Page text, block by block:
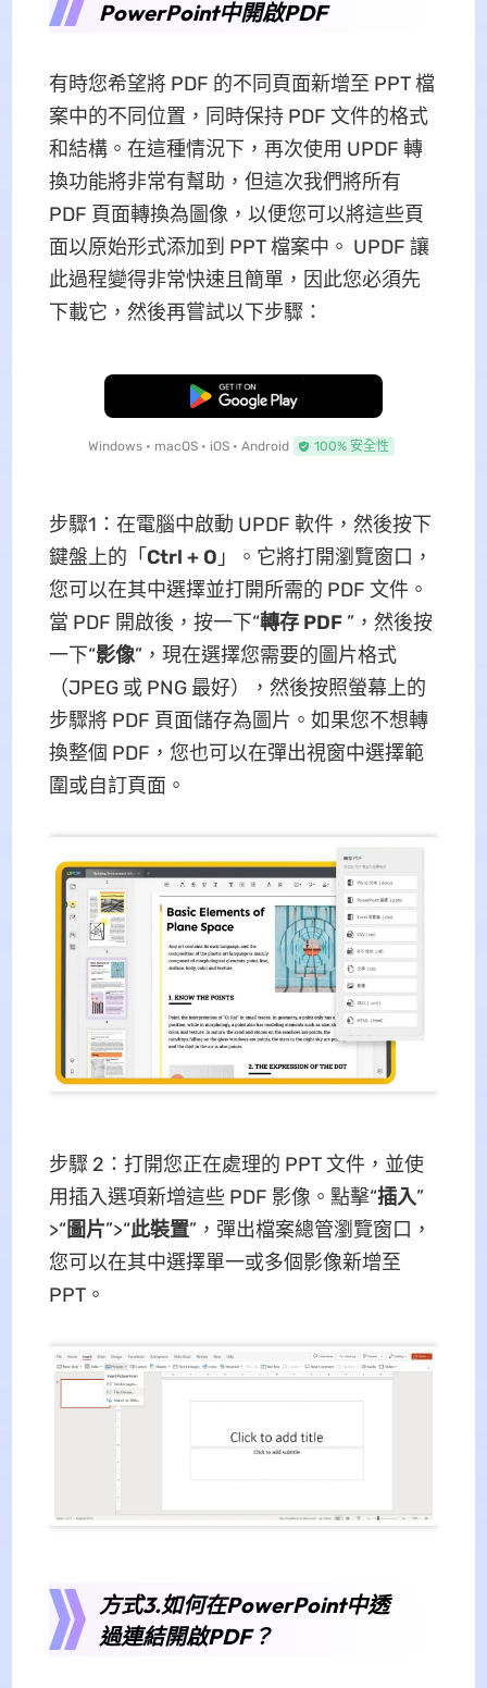
PowerPoint中開啟PDF
有時您希望將 PDF 的不同頁面新增至 PPT 檔
案中的不同位置，同時保持 PDF 文件的格式
和結構。在這種情況下，再次使用 UPDF 轉
換功能將非常有幫助，但這次我們將所有
PDF 頁面轉換為圖像，以便您可以將這些頁
面以原始形式添加到 PPT 檔案中。 UPDF 讓
此過程變得非常快速且簡單，因此您必須先
下載它，然後再嘗試以下步驟：
免費下載
Windows • macOS • iOS • Android 100% 安全性
步驟1：在電腦中啟動 UPDF 軟件，然後按下
鍵盤上的「 Ctrl + O 」。它將打開瀏覽窗口，
您可以在其中選擇並打開所需的 PDF 文件。
當 PDF 開啟後，按一下“轉存 PDF”，然後按
一下“影像”，現在選擇您需要的圖片格式
（JPEG 或 PNG 最好），然後按照螢幕上的
步驟將 PDF 頁面儲存為圖片。如果您不想轉
換整個 PDF，您也可以在彈出視窗中選擇範
圍或自訂頁面。
步驟 2：打開您正在處理的 PPT 文件，並使
用插入選項新增這些 PDF 影像。點擊“插入”
>“圖片”>“此裝置”，彈出檔案總管瀏覽窗口，
您可以在其中選擇單一或多個影像新增至
PPT。
方式3.如何在PowerPoint中透
過連結開啟PDF？